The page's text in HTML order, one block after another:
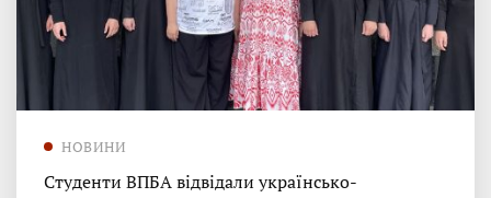
НОВИНИ
Студенти ВПБА відвідали українсько-